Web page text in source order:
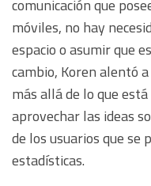
comunicación que
móviles, no hay
espacio o asumir que
cambio, Koren alentó
más allá de lo que
aprovechar las ideas
de los usuarios que se
estadísticas.